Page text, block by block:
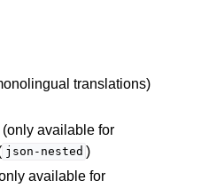
translations)
available for
json-nested )
available for